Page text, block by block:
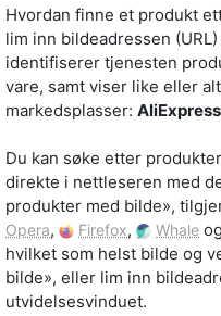
Hvordan finne et produkt
lim inn bildeadressen
identifiserer tjenesten
vare, samt viser like eller
markedsplasser:
Du kan søke etter
direkte i nettleseren med
produkter med bilde»,
Opera, Firefox, Whale og
hvilket som helst bilde og
bilde», eller lim inn
utvidelsesvinduet.